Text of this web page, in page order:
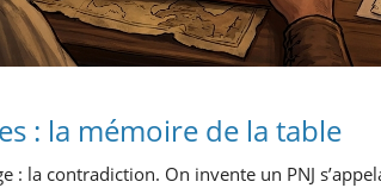
: la mémoire de la table
: la contradiction. On invente un PNJ